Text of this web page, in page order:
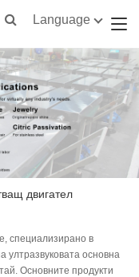
Language
двигател
специализирано в
ултразвуковата основна
Основните продукти